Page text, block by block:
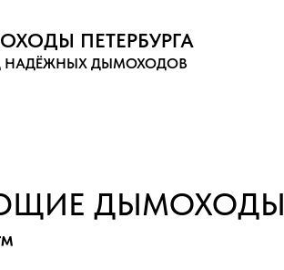
ПЕТЕРБУРГА
НАДЁЖНЫХ ДЫМОХОДОВ
ДЫМОХОДЫ